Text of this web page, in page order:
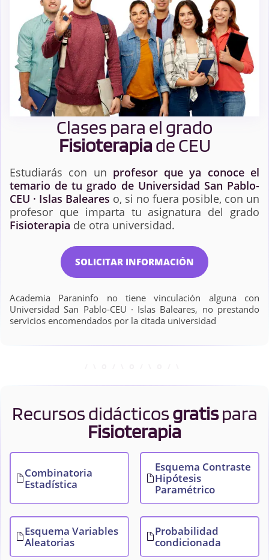
Clases para el grado
Fisioterapiade CEU
Estudiarás con un profesor que ya conoce el
temario de tu grado de Universidad San Pablo-
CEU · Islas Baleares o, si no fuera posible, con un
profesor que imparta tu asignatura del grado
Fisioterapia de otra universidad.
SOLICITAR INFORMACIÓN
Academia Paraninfo no tiene vinculación alguna con
Universidad San Pablo-CEU · Islas Baleares, no prestando
servicios encomendados por la citada universidad
Recursos didácticosgratispara
Fisioterapia
Combinatoria
Estadística
Esquema Contraste
Hipótesis
Paramétrico
Esquema Variables
Aleatorias
Probabilidad
condicionada